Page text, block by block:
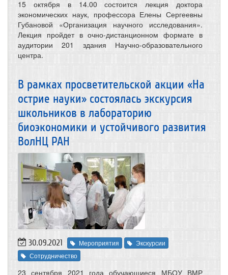
15 октября в 14.00 состоится лекция доктора
экономических наук, профессора Елены Сергеевны
Губановой «Организация научного исследования».
Лекция пройдет в очно-дистанционном формате в
аудитории 201 здания Научно-образовательного
центра.
В рамках просветительской акции «На
острие науки» состоялась экскурсия
школьников в лабораторию
биоэкономики и устойчивого развития
ВолНЦ РАН
30.09.2021 Мероприятия
Экскурсии
Сотрудничество
23 сентября 2021 года обучающиеся МБОУ ВМР